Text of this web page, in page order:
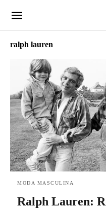
ralph lauren
MODA MASCULINA
Ralph Lauren: